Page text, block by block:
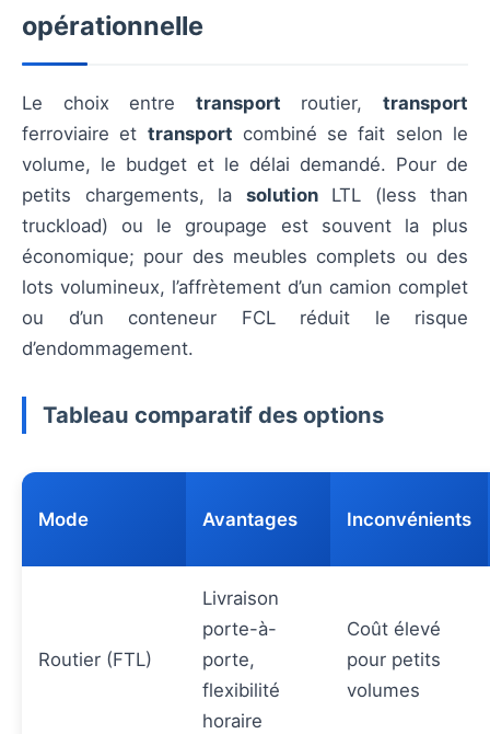
opérationnelle
Le choix entre transport routier,transport
ferroviaire et transport combiné se fait selon le
volume, le budget et le délai demandé. Pour de
petits chargements, la solutionLTL (less than
truckload) ou le groupage est souvent la plus
économique; pour des meubles complets ou des
lots volumineux, l’affrètement d’un camion complet
ou d’un conteneur FCL réduit le risque
d’endommagement.
Tableau comparatif des options
Mode Avantages Inconvénients
Routier (FTL)
Livraison
porte-à-
porte,
flexibilité
horaire
Coût élevé
pour petits
volumes